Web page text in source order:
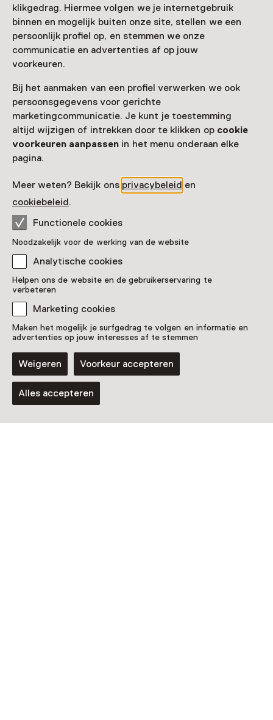
klikgedrag. Hiermee volgen we je internetgebruik
binnen en mogelijk buiten onze site, stellen we een
persoonlijk profiel op, en stemmen we onze
communicatie en advertenties af op jouw
voorkeuren.
Bij het aanmaken van een profiel verwerken we ook
persoonsgegevens voor gerichte
marketingcommunicatie. Je kunt je toestemming
altijd wijzigen of intrekken door te klikken op cookie
voorkeuren aanpassen in het menu onderaan elke
pagina.
Meer weten? Bekijk ons privacybeleid en
cookiebeleid.
Functionele cookies
Noodzakelijk voor de werking van de website
Analytische cookies
Helpen ons de website en de gebruikerservaring te
verbeteren
Marketing cookies
Maken het mogelijk je surfgedrag te volgen en informatie en
advertenties op jouw interesses af te stemmen
Weigeren Voorkeur accepteren
Alles accepteren
Voor 5 t/m 8 jaar
Luisterwandeling 'waarom zie
ik wat ik zie?'
Laad meer
Kaart weergeven